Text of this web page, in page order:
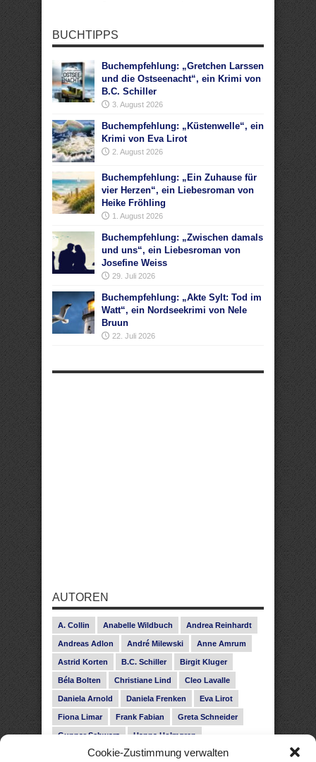
Cookie-Zustimmung verwalten
BUCHTIPPS
Buchempfehlung: „Gretchen Larssen
und die Ostseenacht“, ein Krimi von
B.C. Schiller
3. August 2026
Buchempfehlung: „Küstenwelle“, ein
Krimi von Eva Lirot
2. August 2026
Buchempfehlung: „Ein Zuhause für
vier Herzen“, ein Liebesroman von
Heike Fröhling
1. August 2026
Buchempfehlung: „Zwischen damals
und uns“, ein Liebesroman von
Josefine Weiss
29. Juli 2026
Buchempfehlung: „Akte Sylt: Tod im
Watt“, ein Nordseekrimi von Nele
Bruun
22. Juli 2026
AUTOREN
A. Collin Anabelle Wildbuch Andrea Reinhardt
Andreas Adlon André Milewski Anne Amrum
Astrid Korten B.C. Schiller Birgit Kluger
Béla Bolten Christiane Lind Cleo Lavalle
Daniela Arnold Daniela Frenken Eva Lirot
Fiona Limar Frank Fabian Greta Schneider
Gunnar Schwarz Hanna Holmgren
Heike Fröhling Ina Glahe Ivo Pala J. Vellguth